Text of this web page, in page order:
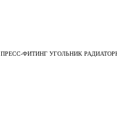
ПРЕСС-ФИТИНГ УГОЛЬНИК